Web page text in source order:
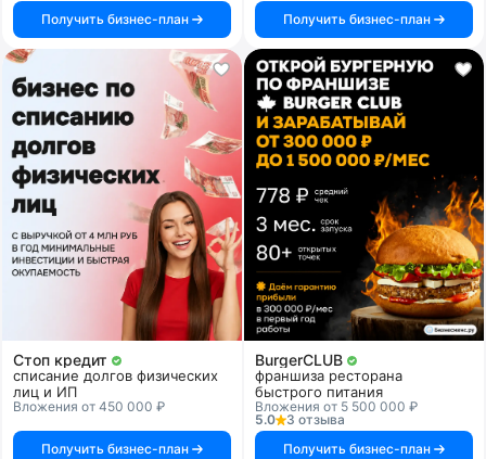
Получить бизнес-план
Получить бизнес-план
Стоп кредит
списание долгов физических
лиц и ИП
Вложения от 450 000 ₽
Получить бизнес-план
BurgerCLUB
франшиза ресторана
быстрого питания
Вложения от 5 500 000 ₽
5.0
3 отзыва
Получить бизнес-план